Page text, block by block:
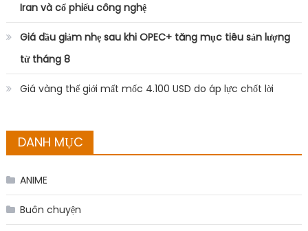
Iran và cổ phiếu công nghệ
Giá dầu giảm nhẹ sau khi OPEC+ tăng mục tiêu sản lượng
từ tháng 8
Giá vàng thế giới mất mốc 4.100 USD do áp lực chốt lời
DANH MỤC
ANIME
Buôn chuyện